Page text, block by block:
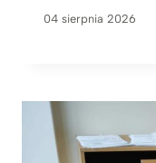
04 sierpnia 2026